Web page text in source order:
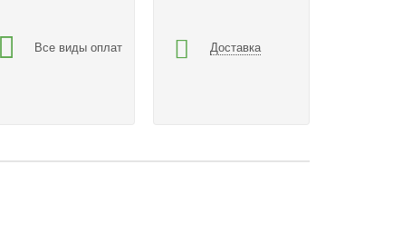
Все виды оплат Доставка